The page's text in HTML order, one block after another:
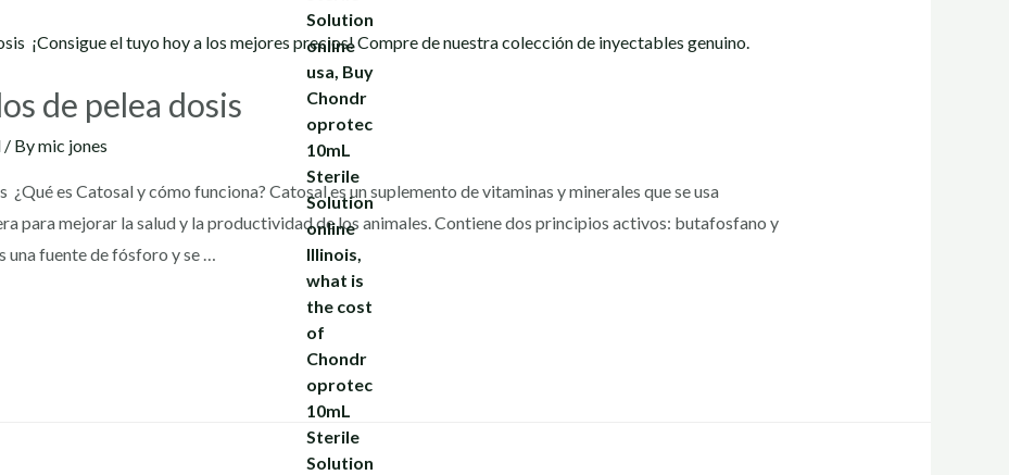
de pelea dosis
/ Bymic jones
es Catosal y cómo funciona? Catosal es un suplemento de vitaminas y minerales que se usa
para mejorar la salud y la productividad de los animales. Contiene dos principios activos: butafosfano y
una fuente de fósforo y se …